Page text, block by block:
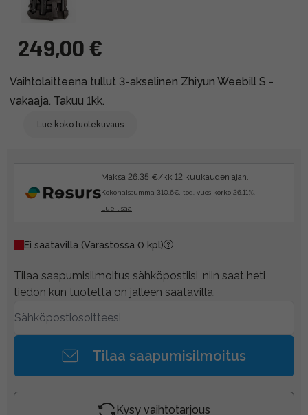
249,00 €
Vaihtolaitteena tullut 3-akselinen Zhiyun Weebill S -
vakaaja. Takuu 1kk.
Lue koko tuotekuvaus
Maksa 26.35 €/kk 12 kuukauden ajan.
Kokonaissumma 310.6€, tod. vuosikorko 26.11%.
Lue lisää
Ei saatavilla (Varastossa 0 kpl)
Tilaa saapumisilmoitus sähköpostiisi, niin saat heti
tiedon kun tuotetta on jälleen saatavilla.
Tilaa saapumisilmoitus
Kysy vaihtotarjous